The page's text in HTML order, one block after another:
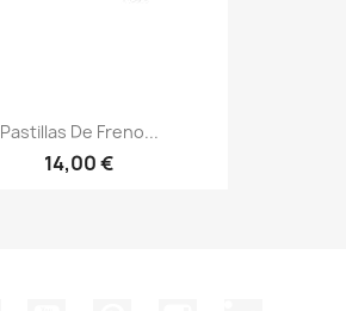
Pastillas De Freno...
14,00 €